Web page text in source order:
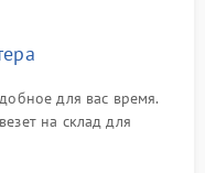
для вас время.
на склад для